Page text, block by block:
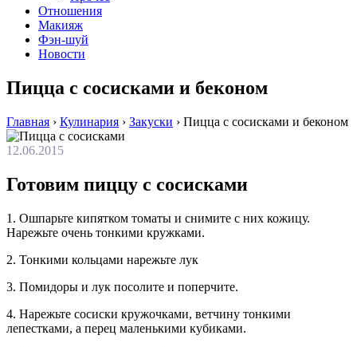
Отношения
Макияж
Фэн-шуй
Новости
Пицца с сосисками и беконом
Главная › Кулинария › Закуски › Пицца с сосисками и беконом
12.06.2015
Готовим пиццу с сосисками
1. Ошпарьте кипятком томаты и снимите с них кожицу.
Нарежьте очень тонкими кружками.
2. Тонкими кольцами нарежьте лук
3. Помидоры и лук посолите и поперчите.
4. Нарежьте сосиски кружочками, ветчину тонкими
лепестками, а перец маленькими кубиками.